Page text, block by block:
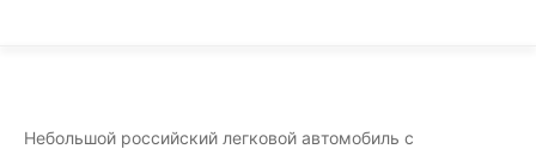
Небольшой российский легковой автомобиль с